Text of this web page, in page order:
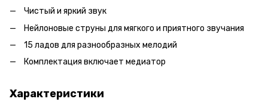
Чистый и яркий звук
Нейлоновые струны для мягкого и приятного звучания
15 ладов для разнообразных мелодий
Комплектация включает медиатор
Характеристики